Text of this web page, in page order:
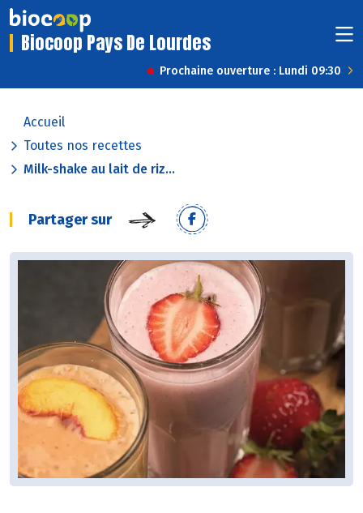
Biocoop Pays De Lourdes
Prochaine ouverture : Lundi 09:30
Accueil
Toutes nos recettes
Milk-shake au lait de riz...
Partager sur